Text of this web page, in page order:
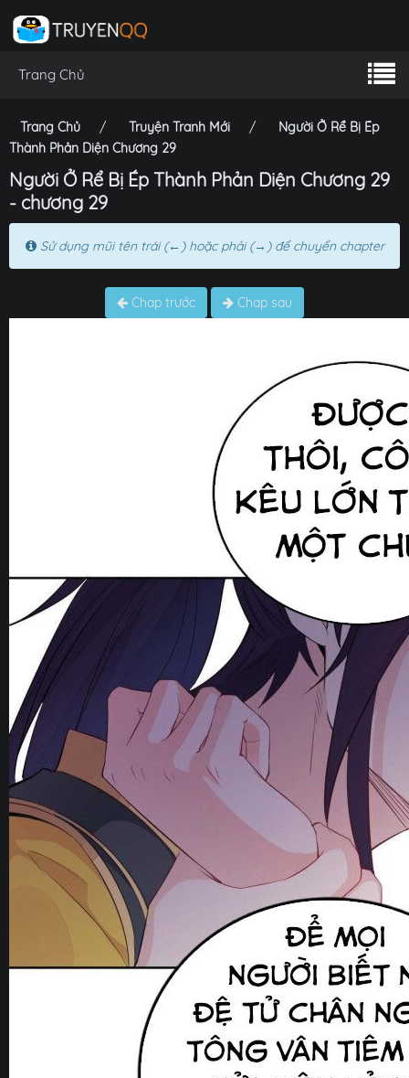
Trang Chủ
Trang Chủ Truyện Tranh Mới
Người Ở Rể Bị Ép
Thành Phản Diện Chương 29
Người Ở Rể Bị Ép Thành Phản Diện Chương 29
- chương 29
Sử dụng mũi tên trái (←) hoặc phải (→) để chuyển chapter
Chap trước Chap sau